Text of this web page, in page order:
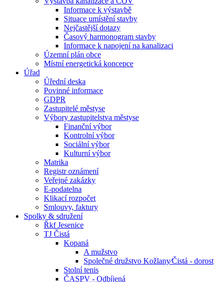
Informace k výstavbě
Situace umístění stavby
Nejčastější dotazy
Časový harmonogram stavby
Informace k napojení na kanalizaci
Územní plán obce
Místní energetická koncepce
Úřad
Úřední deska
Povinné informace
GDPR
Zastupitelé městyse
Výbory zastupitelstva městyse
Finanční výbor
Kontrolní výbor
Sociální výbor
Kulturní výbor
Matrika
Registr oznámení
Veřejné zakázky
E-podatelna
Klikací rozpočet
Smlouvy, faktury
Spolky & sdružení
Řkf Jesenice
TJ Čistá
Kopaná
A mužstvo
Společné družstvo Kožlany⁄Čistá - dorost
Stolní tenis
ČASPV - Odbíjená